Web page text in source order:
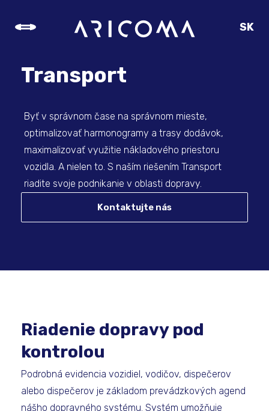
SK
Transport
Byť v správnom čase na správnom mieste,
optimalizovať harmonogramy a trasy dodávok,
maximalizovať využitie nákladového priestoru
vozidla. A nielen to. S naším riešením Transport
riadite svoje podnikanie v oblasti dopravy.
Kontaktujte nás
Riadenie dopravy pod
kontrolou
Podrobná evidencia vozidiel, vodičov, dispečerov
alebo dispečerov je základom prevádzkových agend
nášho dopravného systému. Systém umožňuje